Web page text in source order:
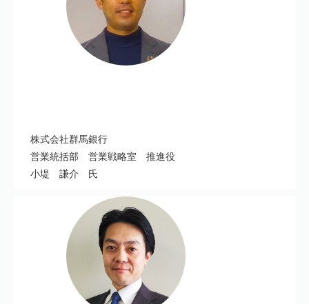
株式会社群馬銀行
営業統括部 営業戦略室 推進役
小堤 謙介 氏